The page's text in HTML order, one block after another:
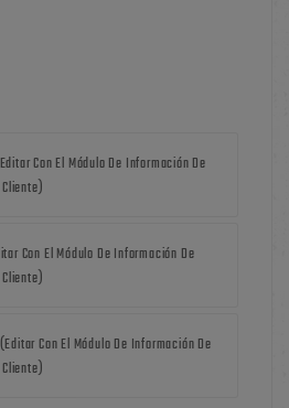
Con El Módulo De Información De
Con El Módulo De Información De
(editar Con El Módulo De Información De